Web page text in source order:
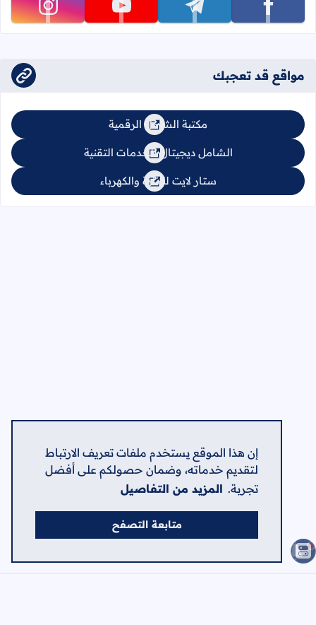
إن هذا الموقع يستخدم ملفات تعريف الارتباط
لتقديم خدماته، وضمان حصولكم على أفضل
تجربة. المزيد من التفاصيل
متابعة التصفح
تابعنا على facebook تابعنا على telegram تابعنا على youtube تابعنا على instagram
مواقع قد تعجبك
مكتبة الشامل الرقمية
الشامل ديجيتال للخدمات التقنية
ستار لايت للإنارة والكهرباء